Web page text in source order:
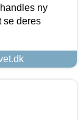
ny
se deres